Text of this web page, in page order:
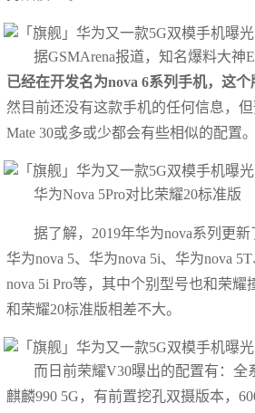
据GSMArena报道，知名爆料大神
已经在开发名为nova 6系列手机，这
然目前还没有这款手机的任何信息，
Mate 30或多或少都会有些相似的配置。
华为Nova 5Pro对比荣耀20标准版
据了解，2019年华为nova系列更新
华为nova 5、华为nova 5i、华为nova
nova 5i Pro等，其中个别型号也和荣耀
和荣耀20标准版相差不大。
而日前荣耀V30曝出的配置有：全
麒麟990 5G，有前置挖孔双摄版本，